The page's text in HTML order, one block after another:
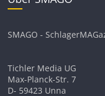
SMAGO -
Tichler Media UG
Max-Planck-Str. 7
D- 59423 Unna